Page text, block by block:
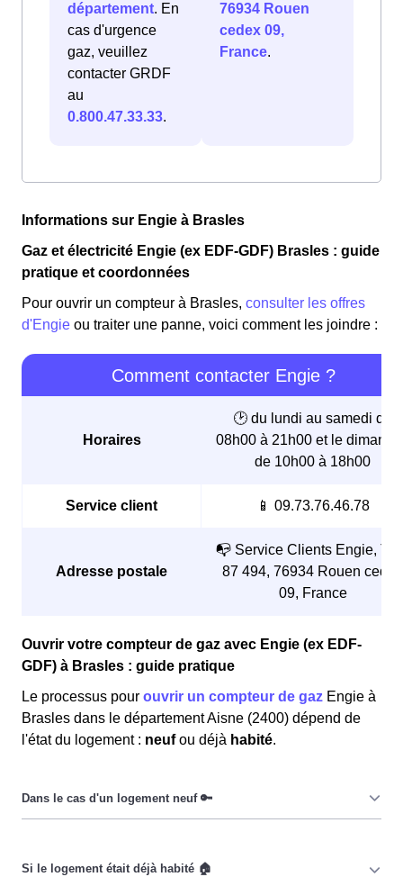
département. En
cas d'urgence
gaz, veuillez
contacter GRDF
au
0.800.47.33.33.
76934 Rouen
cedex 09,
France.
Informations sur Engie à Brasles
Gaz et électricité Engie (ex EDF-GDF) Brasles : guide
pratique et coordonnées
Pour ouvrir un compteur à Brasles, consulter les offres
d'Engie ou traiter une panne, voici comment les joindre :
Comment contacter Engie ?
Horaires
🕑 du lundi au samedi de
08h00 à 21h00 et le
de 10h00 à 18h00
Service client 📱 09.73.76.46.78
Adresse postale
📭 Service Clients Engie,
87 494, 76934 Rouen cedex
09, France
Ouvrir votre compteur de gaz avec Engie (ex EDF-
GDF) à Brasles : guide pratique
Le processus pour ouvrir un compteur de gaz Engie à
Brasles dans le département Aisne (2400) dépend de
l'état du logement : neufou déjà habité.
Braslois doivent, tout d’abord, procéder au raccordement